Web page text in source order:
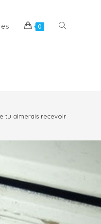
0
tu aimerais recevoir